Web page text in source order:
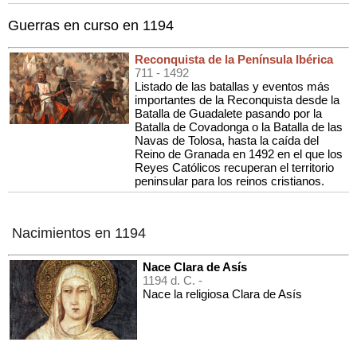
Guerras en curso en 1194
Reconquista de la Península Ibérica
711 - 1492
Listado de las batallas y eventos más
importantes de la Reconquista desde la
Batalla de Guadalete pasando por la
Batalla de Covadonga o la Batalla de las
Navas de Tolosa, hasta la caída del
Reino de Granada en 1492 en el que los
Reyes Católicos recuperan el territorio
peninsular para los reinos cristianos.
Nacimientos en 1194
Nace Clara de Asís
1194 d. C. -
Nace la religiosa Clara de Asís